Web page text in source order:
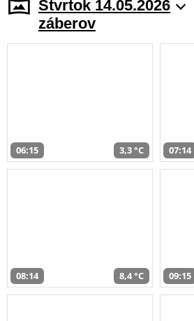
Štvrtok 14.05.2026
záberov
06:15 3,3 °C 07:14
08:14 8,4 °C 09:15